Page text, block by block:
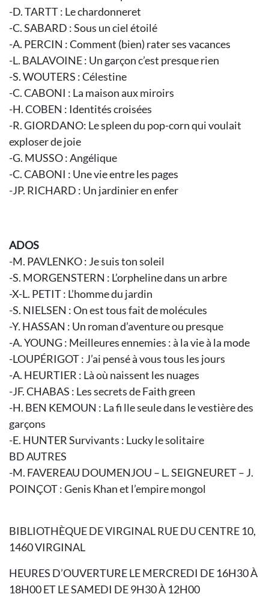
-D. TARTT : Le chardonneret
-C. SABARD : Sous un ciel étoilé
-A. PERCIN : Comment (bien) rater ses vacances
-L. BALAVOINE : Un garçon c’est presque rien
-S. WOUTERS : Célestine
-C. CABONI : La maison aux miroirs
-H. COBEN : Identités croisées
-R. GIORDANO: Le spleen du pop-corn qui voulait
exploser de joie
-G. MUSSO : Angélique
-C. CABONI : Une vie entre les pages
-JP. RICHARD : Un jardinier en enfer
ADOS
-M. PAVLENKO : Je suis ton soleil
-S. MORGENSTERN : L’orpheline dans un arbre
-X-L. PETIT : L’homme du jardin
-S. NIELSEN : On est tous fait de molécules
-Y. HASSAN : Un roman d’aventure ou presque
-A. YOUNG : Meilleures ennemies : à la vie à la mode
-LOUPÉRIGOT : J’ai pensé à vous tous les jours
-A. HEURTIER : Là où naissent les nuages
-JF. CHABAS : Les secrets de Faith green
-H. BEN KEMOUN : La fi lle seule dans le vestière des
garçons
-E. HUNTER Survivants : Lucky le solitaire
BD AUTRES
-M. FAVEREAU DOUMENJOU – L. SEIGNEURET – J.
POINÇOT : Genis Khan et l’empire mongol
BIBLIOTHÈQUE DE VIRGINAL RUE DU CENTRE 10,
1460 VIRGINAL
HEURES D’OUVERTURE LE MERCREDI DE 16H30 À
18H00 ET LE SAMEDI DE 9H30 À 12H00